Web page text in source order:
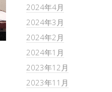
2024年4月
2024年3月
2024年2月
2024年1月
2023年12月
2023年11月